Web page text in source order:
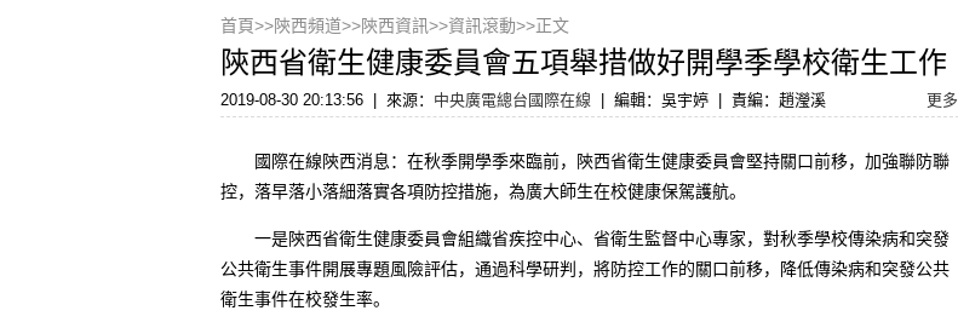
首頁>>陝西頻道>>陝西資訊>>資訊滾動>>正文
陝西省衛生健康委員會五項舉措做好開學季學校衛生工作
2019-08-30 20:13:56 來源： 中央廣電總台國際在線 編輯：吳宇婷 責編：趙瀅溪 更多
國際在線陝西消息：在秋季開學季來臨前，陝西省衛生健康委員會堅持關口前移，加強聯防聯
控，落早落小落細落實各項防控措施，為廣大師生在校健康保駕護航。
一是陝西省衛生健康委員會組織省疾控中心、省衛生監督中心專家，對秋季學校傳染病和突發
公共衛生事件開展專題風險評估，通過科學研判，將防控工作的關口前移，降低傳染病和突發公共
衛生事件在校發生率。